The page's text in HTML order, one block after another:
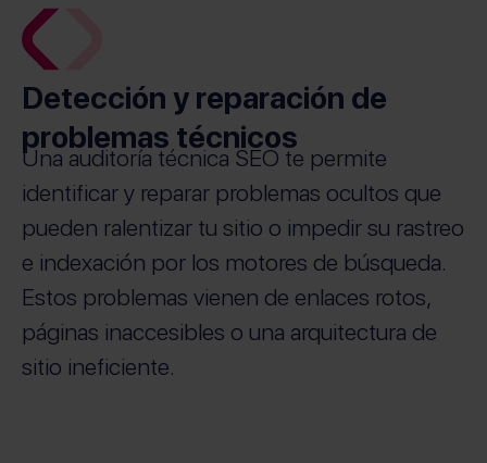
Detección y reparación de
problemas técnicos
Una auditoría técnica SEO te permite
identificar y reparar problemas ocultos que
pueden ralentizar tu sitio o impedir su rastreo
e indexación por los motores de búsqueda.
Estos problemas vienen de enlaces rotos,
páginas inaccesibles o una arquitectura de
sitio ineficiente.